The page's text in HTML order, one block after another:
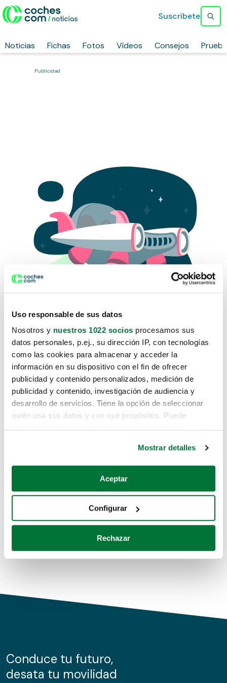
Uso responsable de sus datos
Nosotros y nuestros 1022 socios procesamos sus
datos personales, p.ej., su dirección IP, con tecnologías
como las cookies para almacenar y acceder la
información en su dispositivo con el fin de ofrecer
publicidad y contenido personalizados, medición de
publicidad y contenido, investigación de audiencia y
desarrollo de servicios. Tiene la opción de seleccionar
quién usa sus datos y con qué propósitos. Puede
Si lo permite, también quisiéramos:
Recopilar información sobre su ubicación geográfica
Identificar su dispositivo analizándolo activamente
para buscar características específicas (huellas
Obtenga más información sobre cómo se procesan sus
de cookies.
información sobre el uso que haga del sitio web con
nuestros partners de redes sociales, publicidad y análisis
Mostrar detalles
Aceptar
Configurar
Rechazar
Noticias Fichas Fotos Vídeos Consejos
Suscríbete
Publicidad
Lo sentimos, no sabemos como
te hemos traido hasta aquí.
Pero puedes encontrar el coche que estás
buscando en alguno de estos enlaces:
Coches de segunda mano
Coches de km0
Conduce tu futuro,
desata tu movilidad